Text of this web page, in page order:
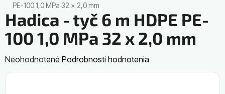
PE-100 1,0 MPa 32 x 2,0 mm
Hadica - tyč 6 m HDPE PE-
100 1,0 MPa 32 x 2,0 mm
Priemerné
hodnotenie
Neohodnotené Podrobnosti hodnotenia